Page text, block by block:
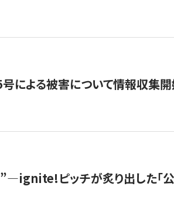
号による被害について情報収集
ピッチが炙り出した「公